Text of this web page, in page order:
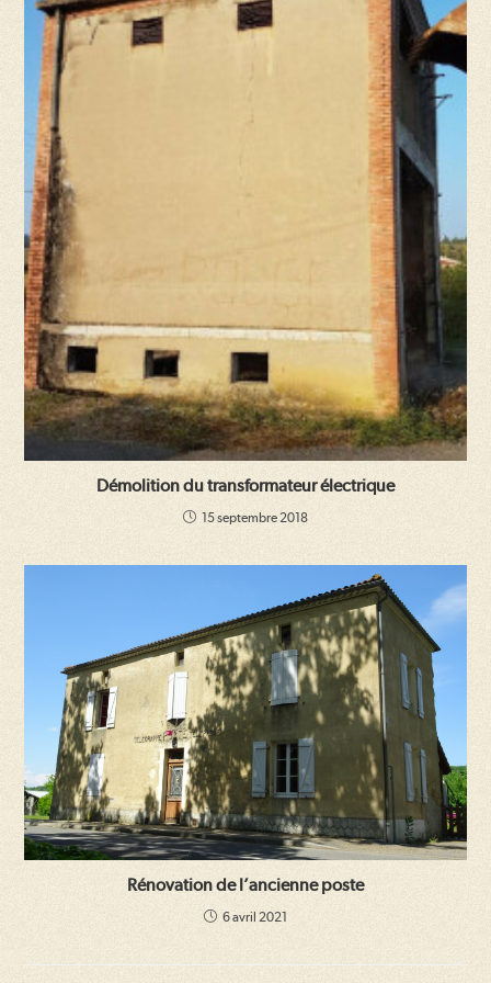
Démolition du transformateur électrique
15 septembre 2018
Rénovation de l’ancienne poste
6 avril 2021